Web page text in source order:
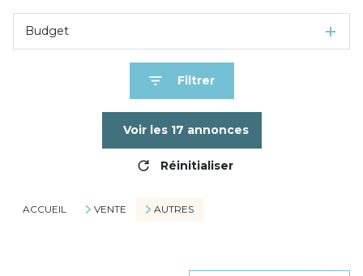
Budget
Filtrer
Voir les 17 annonces
Réinitialiser
ACCUEIL VENTE AUTRES